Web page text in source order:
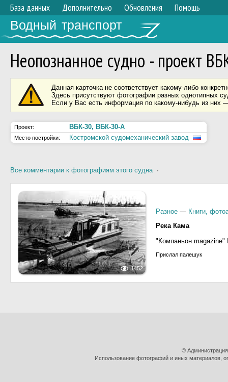
База данных Дополнительно Обновления Помощь
Водный транспорт
Неопознанное судно - проект
Данная карточка не соответствует какому-либо
Здесь присутствуют фотографии разных однотипных
Если у Вас есть информация по какому-нибудь из них
Проект: ВБК-30, ВБК-30-А
Место постройки: Костромской судомеханический завод
Все комментарии к фотографиям этого судна·
1452
Разное — Книги,
Река Кама
"Компаньон
Прислал палешук
©
Использование фотографий и иных материалов,